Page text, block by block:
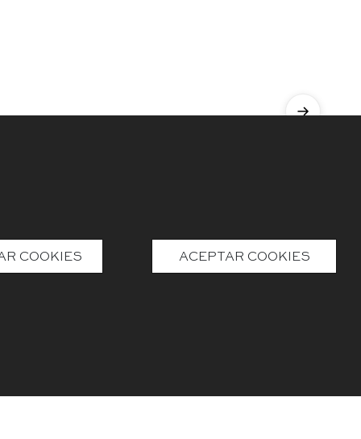
Política de
Cancelación
Inversionistas
para
COOKIES ACEPTAR COOKIES